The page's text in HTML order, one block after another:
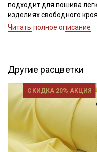
подходит для пошива
изделиях свободного кроя.
Светлые и однотонные
дальнейших стирок, но
слегка влажную ткань
изнаночной стороны.
Край ткани склонен к
припуски на швы и
видов ткани.
- стирка до 30C режим
- запрещены отбеливатели
Читать полное описание
Другие расцветки
СКИДКА 20% АКЦИЯ